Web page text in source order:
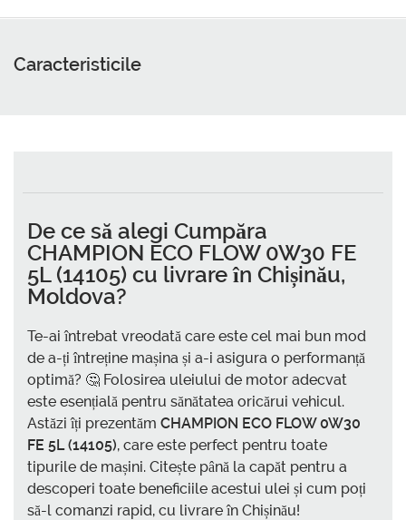
Caracteristicile
De ce să alegi Cumpăra
CHAMPION ECO FLOW 0W30 FE
5L (14105) cu livrare în Chișinău,
Moldova?
Te-ai întrebat vreodată care este cel mai bun mod
de a-ți întreține mașina și a-i asigura o performanță
optimă? 🤔 Folosirea uleiului de motor adecvat
este esențială pentru sănătatea oricărui vehicul.
Astăzi îți prezentăm CHAMPION ECO FLOW 0W30
FE 5L (14105), care este perfect pentru toate
tipurile de mașini. Citește până la capăt pentru a
descoperi toate beneficiile acestui ulei și cum poți
să-l comanzi rapid, cu livrare în Chișinău!